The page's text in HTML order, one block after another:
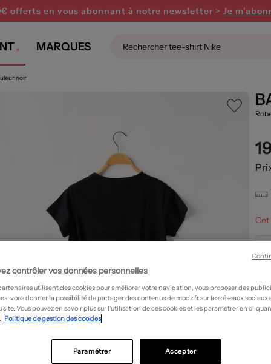
offerts en vous abonnant à notre newsletter > Je
MARQUES
noir
Cet
contrôler vos données personnelles
utilisent des cookies pour améliorer votre navigation, vous proposer des
vous donner la possibilité de partager des contenus de modz.fr sur les réseaux sociaux
site. Vous pouvez en savoir plus sur l’utilisation de ces cookies et les paramétrer en
Politique de gestion des cookies
Accepter
Paramétrer